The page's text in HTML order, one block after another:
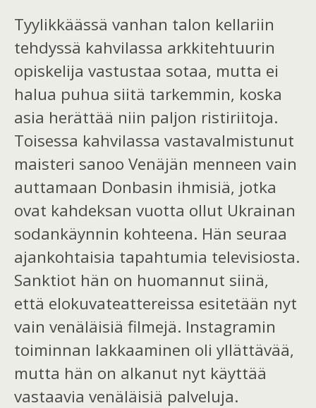
Tyylikkäässä vanhan talon kellariin
tehdyssä kahvilassa arkkitehtuurin
opiskelija vastustaa sotaa, mutta ei
halua puhua siitä tarkemmin, koska
asia herättää niin paljon ristiriitoja.
Toisessa kahvilassa vastavalmistunut
maisteri sanoo Venäjän menneen vain
auttamaan Donbasin ihmisiä, jotka
ovat kahdeksan vuotta ollut Ukrainan
sodankäynnin kohteena. Hän seuraa
ajankohtaisia tapahtumia televisiosta.
Sanktiot hän on huomannut siinä,
että elokuvateattereissa esitetään nyt
vain venäläisiä filmejä. Instagramin
toiminnan lakkaaminen oli yllättävää,
mutta hän on alkanut nyt käyttää
vastaavia venäläisiä palveluja.